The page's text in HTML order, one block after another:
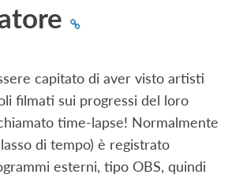
capitato di aver visto artisti
filmati sui progressi del loro
time-lapse! Normalmente
di tempo) è registrato
esterni, tipo OBS, quindi